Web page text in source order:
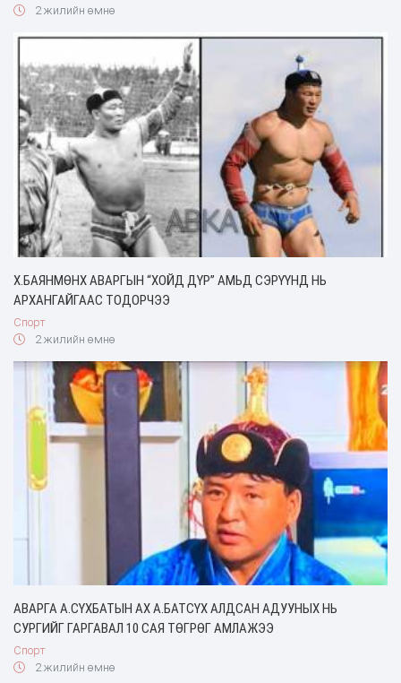
2 жилийн өмнө
Х.БАЯНМӨНХ АВАРГЫН “ХОЙД ДҮР” АМЬД СЭРҮҮНД НЬ
АРХАНГАЙГААС ТОДОРЧЭЭ
Спорт
2 жилийн өмнө
АВАРГА А.СҮХБАТЫН АХ А.БАТСҮХ АЛДСАН АДУУНЫХ НЬ
СУРГИЙГ ГАРГАВАЛ 10 САЯ ТӨГРӨГ АМЛАЖЭЭ
Спорт
2 жилийн өмнө